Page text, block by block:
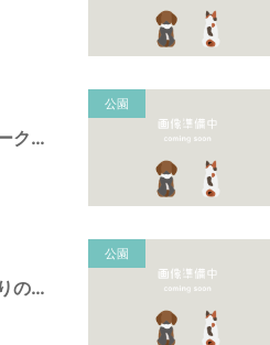
中央中ポケットパーク（岐阜県羽島市）
公園
ふれあいの里みどりの広場（岐阜県羽島市）
公園